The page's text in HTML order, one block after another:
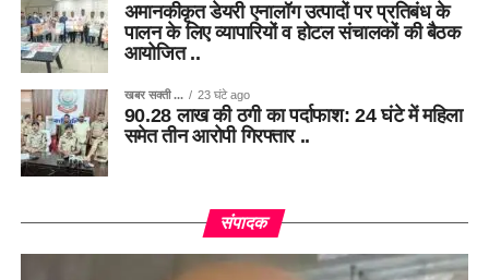
अमानकीकृत डेयरी एनालॉग उत्पादों पर प्रतिबंध के
पालन के लिए व्यापारियों व होटल संचालकों की बैठक
आयोजित ..
खबर सक्ती ... 23 घंटे ago
90.28 लाख की ठगी का पर्दाफाश: 24 घंटे में महिला
समेत तीन आरोपी गिरफ्तार ..
संपादक